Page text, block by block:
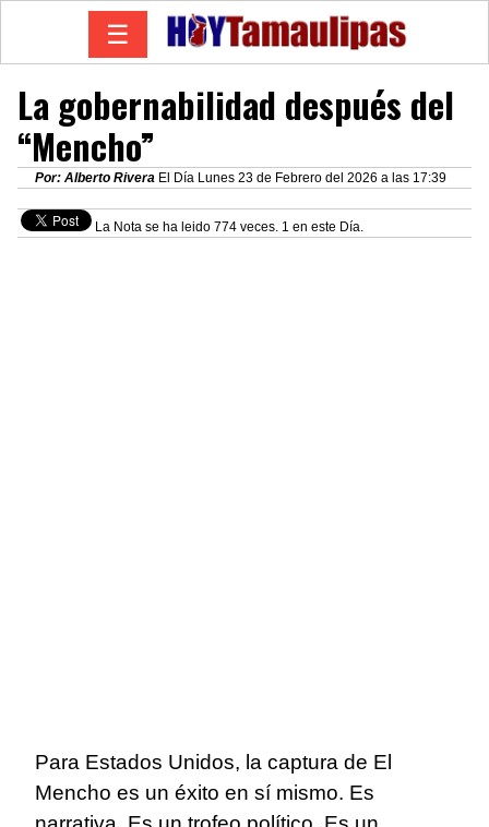
☰
La gobernabilidad después del
“Mencho”
Por: Alberto Rivera El Día Lunes 23 de Febrero del 2026 a las 17:39
La Nota se ha leido 774 veces. 1 en este Día.
Para Estados Unidos, la captura de El
Mencho es un éxito en sí mismo. Es